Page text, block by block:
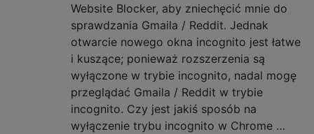
Website Blocker, aby zniechęcić mnie do
sprawdzania Gmaila / Reddit. Jednak
otwarcie nowego okna incognito jest łatwe
i kuszące; ponieważ rozszerzenia są
wyłączone w trybie incognito, nadal mogę
przeglądać Gmaila / Reddit w trybie
incognito. Czy jest jakiś sposób na
wyłączenie trybu incognito w Chrome …